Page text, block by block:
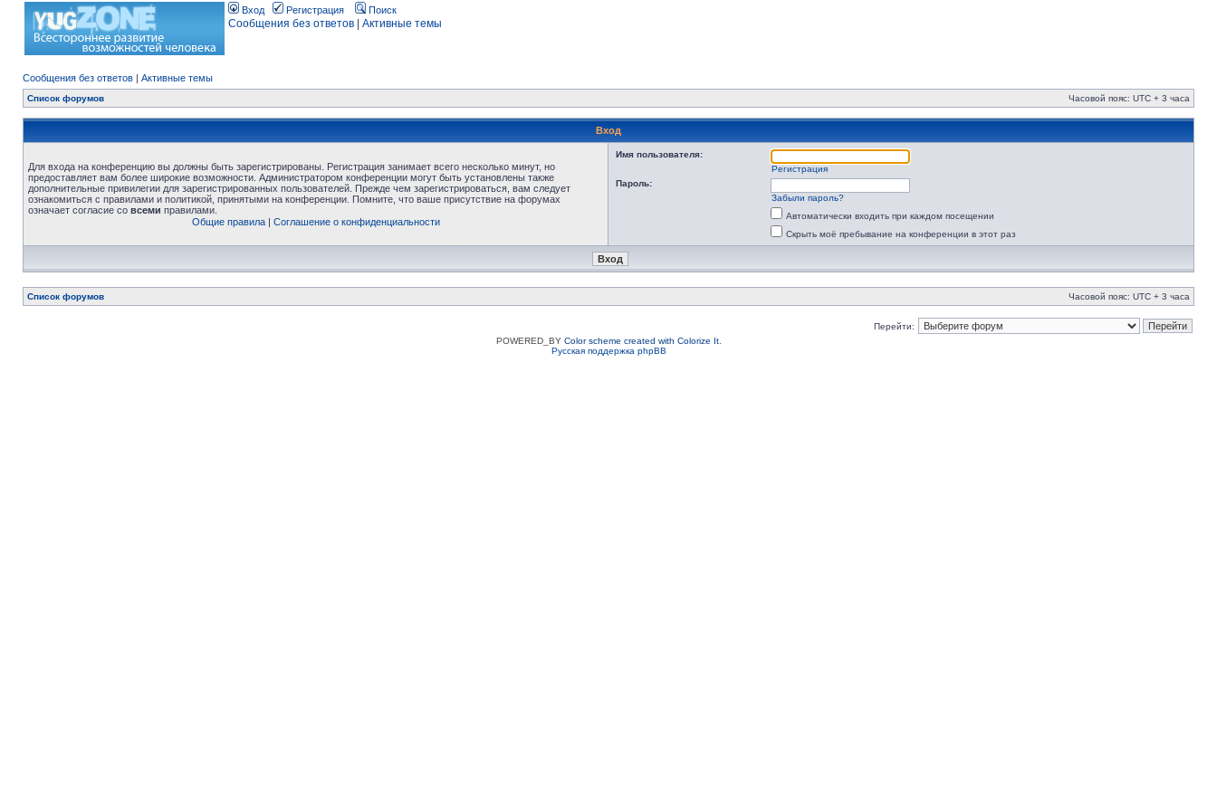
Вход Регистрация Поиск
Сообщения без ответов Активные темы
Сообщения без ответов | Активные темы
Список форумов Часовой пояс: UTC + 3 часа
Вход
Для входа на конференцию вы должны быть зарегистрированы. Регистрация занимает всего несколько минут, но
предоставляет вам более широкие возможности. Администратором конференции могут быть установлены также
дополнительные привилегии для зарегистрированных пользователей. Прежде чем зарегистрироваться, вам следует
ознакомиться с правилами и политикой, принятыми на конференции. Помните, что ваше присутствие на форумах
означает согласие со всеми правилами.
Общие правила| Соглашение о конфиденциальности
Имя пользователя:
Регистрация
Пароль:
Забыли пароль?
Автоматически входить при каждом посещении
Скрыть моё пребывание на конференции в этот раз
Список форумов Часовой пояс: UTC + 3 часа
Перейти:
POWERED_BY Color scheme created with Colorize It.
Русская поддержка phpBB